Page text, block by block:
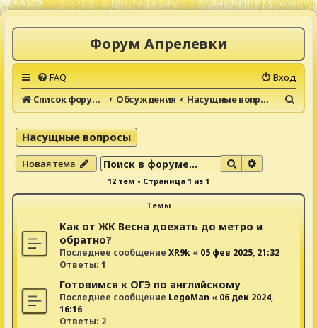
Форум Апрелевки
FAQ
Вход
Список форумов
Обсуждения Насущные вопросы
о
Насущные вопросы
Новая тема Поиск
12 тем • Страница 1 из 1
Темы
Как от ЖК Весна доехать до метро и
обратно?
Последнее сообщение XR9k « 05 фев 2025, 21:32
Ответы: 1
Готовимся к ОГЭ по английскому
Последнее сообщение LegoMan « 06 дек 2024,
16:16
Ответы: 2